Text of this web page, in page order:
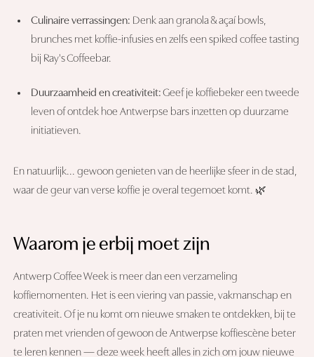
Culinaire verrassingen: Denk aan granola & açaí bowls,
brunches met koffie-infusies en zelfs een spiked coffee tasting
bij Ray's Coffeebar.
Duurzaamheid en creativiteit:Geef je koffiebeker een tweede
leven of ontdek hoe Antwerpse bars inzetten op duurzame
initiatieven.
En natuurlijk... gewoon genieten van de heerlijke sfeer in de stad,
waar de geur van verse koffie je overal tegemoet komt. 🌿
Waarom je erbij moet zijn
Antwerp Coffee Week is meer dan een verzameling
koffiemomenten. Het is een viering van passie, vakmanschap en
creativiteit. Of je nu komt om nieuwe smaken te ontdekken, bij te
praten met vrienden of gewoon de Antwerpse koffiescène beter
te leren kennen — deze week heeft alles in zich om jouw nieuwe